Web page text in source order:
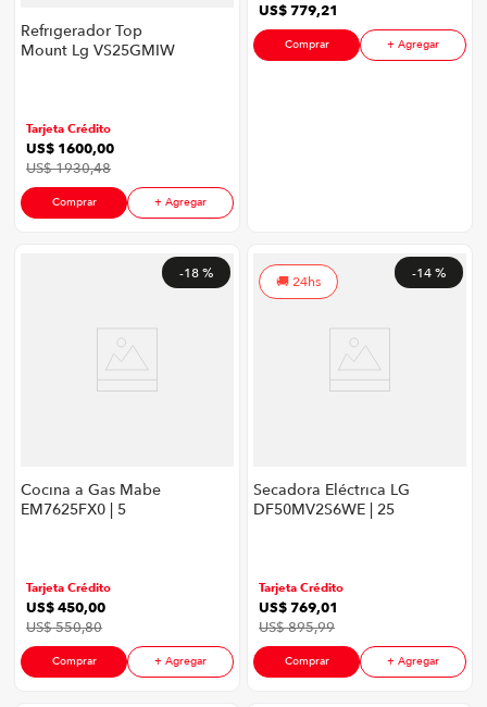
Refrigerador Top
Mount Lg VS25GMIW
Tarjeta Crédito
US$ 1600,00
US$1930,48
Comprar + Agregar
US$779,21
Comprar + Agregar
-18 %
Cocina a Gas Mabe
EM7625FX0 | 5
Tarjeta Crédito
US$450,00
US$550,80
Comprar + Agregar
-14 %
24hs
Secadora Eléctrica LG
DF50MV2S6WE | 25
Tarjeta Crédito
US$769,01
US$895,99
Comprar + Agregar